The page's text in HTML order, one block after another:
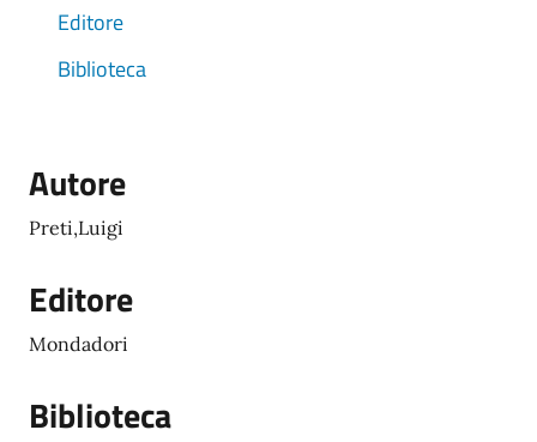
Editore
Biblioteca
Autore
Preti,Luigi
Editore
Mondadori
Biblioteca